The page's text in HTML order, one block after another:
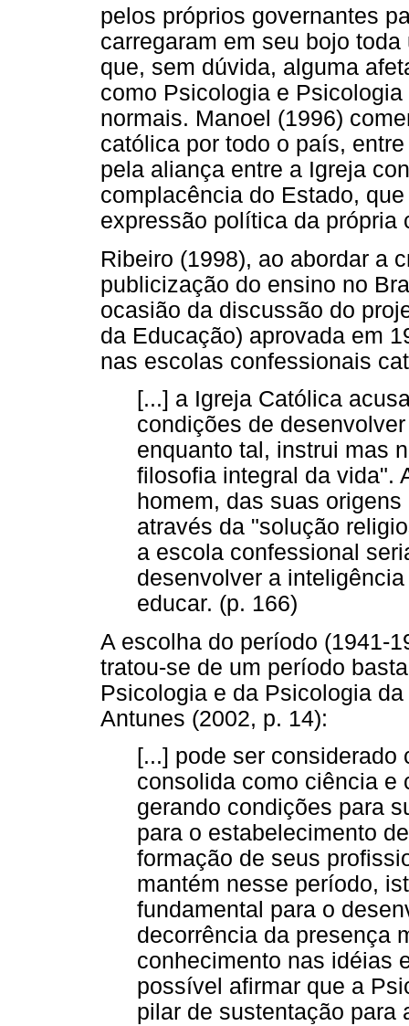
pelos próprios governantes
carregaram em seu bojo
que, sem dúvida, alguma
como Psicologia e
normais. Manoel (1996)
católica por todo o país,
pela aliança entre a Igreja
complacência do Estado,
expressão política da própria
Ribeiro (1998), ao abordar a
publicização do ensino no
ocasião da discussão do
da Educação) aprovada em
nas escolas confessionais
[...] a Igreja Católica
condições de
enquanto tal, instrui mas
filosofia integral da vida".
homem, das suas
através da "solução
a escola confessional
desenvolver a
educar. (p. 166)
A escolha do período (1941-
tratou-se de um período
Psicologia e da Psicologia
Antunes (2002, p. 14):
[...] pode ser
consolida como ciência e
gerando condições para
para o estabelecimento
formação de seus
mantém nesse período,
fundamental para o
decorrência da presença
conhecimento nas idéias
possível afirmar que a
pilar de sustentação para